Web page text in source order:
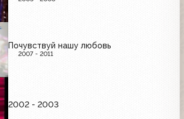
Почувствуй нашу любовь
2007 - 2011
2002 - 2003